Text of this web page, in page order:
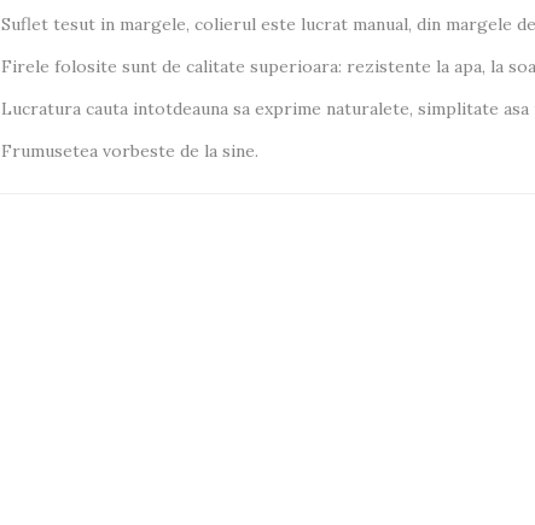
Suflet tesut in margele, colierul este lucrat manual, din margele
Firele folosite sunt de calitate superioara: rezistente la apa, la
Lucratura cauta intotdeauna sa exprime naturalete, simplitate
Frumusetea vorbeste de la sine.